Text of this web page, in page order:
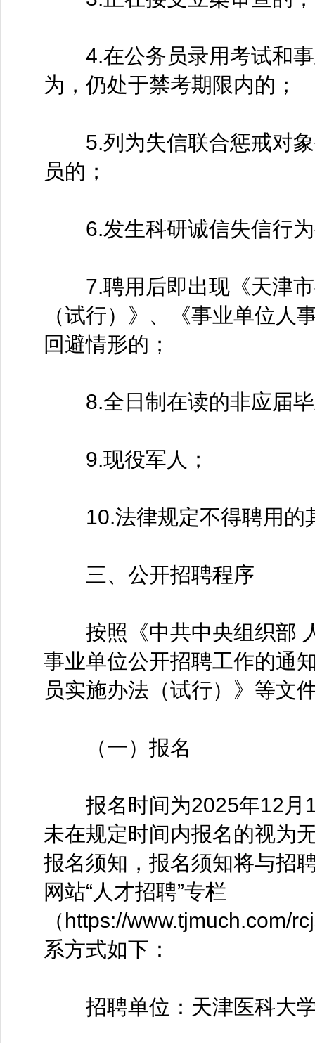
4.在公务员录用考试和事
为，仍处于禁考期限内的；
5.列为失信联合惩戒对象
员的；
6.发生科研诚信失信行为
7.聘用后即出现《天津市
（试行）》、《事业单位人
回避情形的；
8.全日制在读的非应届毕
9.现役军人；
10.法律规定不得聘用的
三、公开招聘程序
按照《中共中央组织部
事业单位公开招聘工作的通
员实施办法（试行）》等文
（一）报名
报名时间为2025年12月
未在规定时间内报名的视为
报名须知，报名须知将与招
网站“人才招聘”专栏
（https://www.tjmuch.com/
系方式如下：
招聘单位：天津医科大